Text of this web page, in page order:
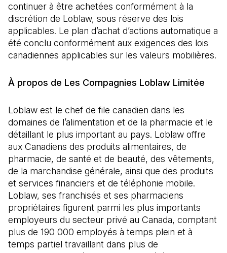
continuer à être achetées conformément à la
discrétion de Loblaw, sous réserve des lois
applicables. Le plan d’achat d’actions automatique a
été conclu conformément aux exigences des lois
canadiennes applicables sur les valeurs mobilières.
À propos de Les Compagnies Loblaw Limitée
Loblaw est le chef de file canadien dans les
domaines de l’alimentation et de la pharmacie et le
détaillant le plus important au pays. Loblaw offre
aux Canadiens des produits alimentaires, de
pharmacie, de santé et de beauté, des vêtements,
de la marchandise générale, ainsi que des produits
et services financiers et de téléphonie mobile.
Loblaw, ses franchisés et ses pharmaciens
propriétaires figurent parmi les plus importants
employeurs du secteur privé au Canada, comptant
plus de 190 000 employés à temps plein et à
temps partiel travaillant dans plus de